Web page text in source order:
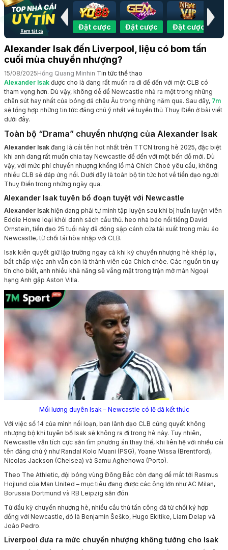
Xem tất cảĐặt cược Đặt cược Đặt cược Đặt cược
Alexander Isak đến Liverpool, liệu có bom tấn
cuối mùa chuyển nhượng?
15/08/2025Hồng Quang Minhin Tin tức thể thao
Alexander Isak được cho là đang rất muốn ra đi để đến với một CLB có
tham vọng hơn. Dù vậy, không dễ để Newcastle nhả ra một trong những
chân sút hay nhất của bóng đá châu Âu trong những năm qua. Sau đây, 7m
sẽ tổng hợp những tin tức đáng chú ý nhất về tuyển thủ Thuỵ Điển ở bài viết
dưới đây.
Toàn bộ “Drama” chuyển nhượng của Alexander Isak
Alexander Isak đang là cái tên hot nhất trên TTCN trong hè 2025, đặc biệt
khi anh đang rất muốn chia tay Newcastle để đến với một bến đỗ mới. Dù
vậy, với mức phí chuyển nhượng khổng lồ mà Chích Choè yêu cầu, không
nhiều CLB sẽ đáp ứng nổi. Dưới đây là toàn bộ tin tức hot về tiền đạo người
Thuỵ Điển trong những ngày qua.
Alexander Isak tuyên bố đoạn tuyệt với Newcastle
Alexander Isak hiện đang phải tự mình tập luyện sau khi bị huấn luyện viên
Eddie Howe loại khỏi danh sách cầu thủ. heo nhà báo nổi tiếng David
Ornstein, tiền đạo 25 tuổi này đã đóng sập cánh cửa tái xuất trong màu áo
Newcastle, từ chối tái hòa nhập với CLB.
Isak kiên quyết giữ lập trường ngay cả khi kỳ chuyển nhượng hè khép lại,
bất chấp việc anh vẫn còn là thành viên của Chích chòe. Các nguồn tin uy
tín cho biết, anh nhiều khả năng sẽ vắng mặt trong trận mở màn Ngoại
hạng Anh gặp Aston Villa.
Mối lương duyên Isak – Newcastle có lẽ đã kết thúc
Với việc số 14 của mình nổi loạn, ban lãnh đạo CLB cũng quyết không
nhượng bộ khi tuyên bố Isak sẽ không ra đi trong hè này. Tuy nhiên,
Newcastle vẫn tích cực săn tìm phương án thay thế, khi liên hệ với nhiều cái
tên đáng chú ý như Randal Kolo Muani (PSG), Yoane Wissa (Brentford),
Nicolas Jackson (Chelsea) và Samu Aghehowa (Porto).
Theo The Athletic, đội bóng vùng Đông Bắc còn đang để mắt tới Rasmus
Hojlund của Man United – mục tiêu đang được các ông lớn như AC Milan,
Borussia Dortmund và RB Leipzig săn đón.
Từ đầu kỳ chuyển nhượng hè, nhiều cầu thủ tấn công đã từ chối ký hợp
đồng với Newcastle, đó là Benjamin Šeško, Hugo Ekitike, Liam Delap và
João Pedro.
Liverpool đưa ra mức chuyển nhượng không tưởng cho Isak